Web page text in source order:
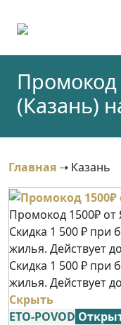
(Казань)
Главная ➝ Казань
Промокод 1500₽ от
Скидка 1 500 ₽ при
жилья. Действует
Скидка 1 500 ₽ при
жилья. Действует
Скрыть
ETO-POVOD